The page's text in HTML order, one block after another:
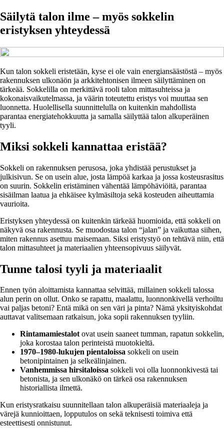
Säilytä talon ilme – myös sokkelin
eristyksen yhteydessä
Kun talon sokkeli eristetään, kyse ei ole vain energiansäästöstä – myös
rakennuksen ulkonäön ja arkkitehtonisen ilmeen säilyttäminen on
tärkeää. Sokkelilla on merkittävä rooli talon mittasuhteissa ja
kokonaisvaikutelmassa, ja väärin toteutettu eristys voi muuttaa sen
luonnetta. Huolellisella suunnittelulla on kuitenkin mahdollista
parantaa energiatehokkuutta ja samalla säilyttää talon alkuperäinen
tyyli.
Miksi sokkeli kannattaa eristää?
Sokkeli on rakennuksen perusosa, joka yhdistää perustukset ja
julkisivun. Se on usein alue, josta lämpöä karkaa ja jossa kosteusrasitus
on suurin. Sokkelin eristäminen vähentää lämpöhäviöitä, parantaa
sisäilman laatua ja ehkäisee kylmäsiltoja sekä kosteuden aiheuttamia
vaurioita.
Eristyksen yhteydessä on kuitenkin tärkeää huomioida, että sokkeli on
näkyvä osa rakennusta. Se muodostaa talon “jalan” ja vaikuttaa siihen,
miten rakennus asettuu maisemaan. Siksi eristystyö on tehtävä niin, että
talon mittasuhteet ja materiaalien yhteensopivuus säilyvät.
Tunne talosi tyyli ja materiaalit
Ennen työn aloittamista kannattaa selvittää, millainen sokkeli talossa
alun perin on ollut. Onko se rapattu, maalattu, luonnonkivellä verhoiltu
vai paljas betoni? Entä mikä on sen väri ja pinta? Nämä yksityiskohdat
auttavat valitsemaan ratkaisun, joka sopii rakennuksen tyyliin.
Rintamamiestalotovat usein saaneet tumman, rapatun sokkelin,
joka korostaa talon perinteistä muotokieltä.
1970–1980-lukujen pientaloissa sokkeli on usein
betonipintainen ja selkeälinjainen.
Vanhemmissa hirsitaloissa sokkeli voi olla luonnonkivestä tai
betonista, ja sen ulkonäkö on tärkeä osa rakennuksen
historiallista ilmettä.
Kun eristysratkaisu suunnitellaan talon alkuperäisiä materiaaleja ja
värejä kunnioittaen, lopputulos on sekä teknisesti toimiva että
esteettisesti onnistunut.